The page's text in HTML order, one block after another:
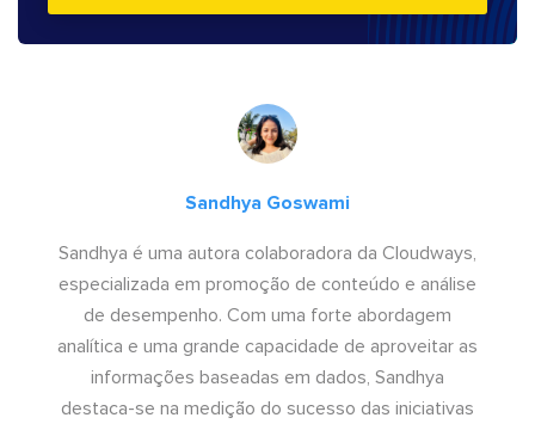
Sandhya Goswami
Sandhya é uma autora colaboradora da Cloudways,
especializada em promoção de conteúdo e análise
de desempenho. Com uma forte abordagem
analítica e uma grande capacidade de aproveitar as
informações baseadas em dados, Sandhya
destaca-se na medição do sucesso das iniciativas